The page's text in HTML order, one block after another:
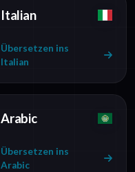
Italian
Übersetzen ins
Italian
Arabic
Übersetzen ins
Arabic